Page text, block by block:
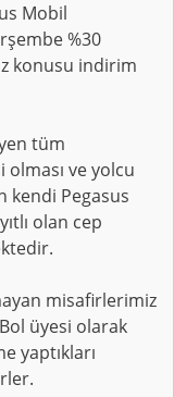
Mobil
%30
konusu indirim
tüm
ve yolcu
Pegasus
olan cep
misafirlerimiz
üyesi olarak
yaptıkları